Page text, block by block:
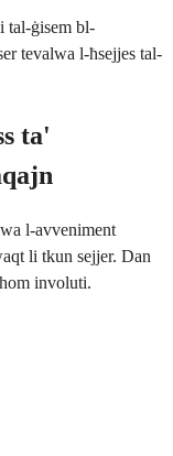
tal-ġisem bl-
tevalwa l-ħsejjes tal-
ta'
l-avveniment
li tkun sejjer. Dan
involuti.